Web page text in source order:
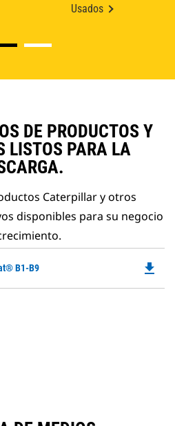
Usados
DE PRODUCTOS Y
LISTOS PARA LA
Caterpillar y otros
disponibles para su negocio
B1-B9 file_download